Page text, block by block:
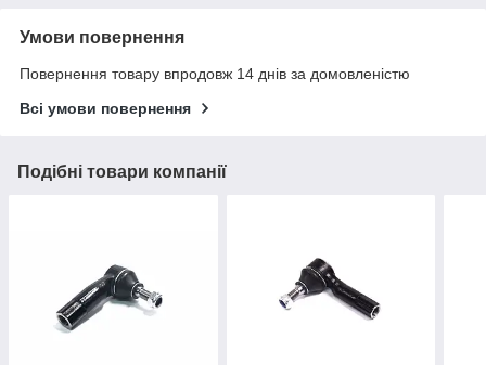
Умови повернення
Повернення товару впродовж 14 днів за домовленістю
Всі умови повернення
Подібні товари компанії